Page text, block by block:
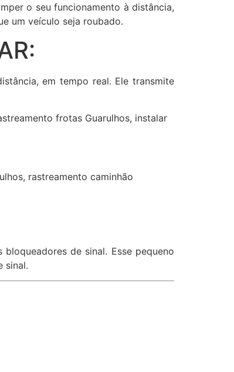
o seu funcionamento à distância,
um veículo seja roubado.
em tempo real. Ele transmite
frotas Guarulhos, instalar
rastreamento caminhão
de sinal. Esse pequeno
sinal.